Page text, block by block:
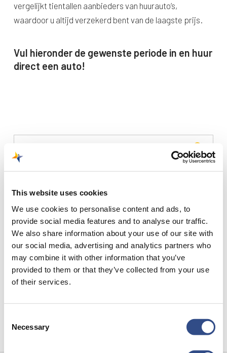
This website uses cookies
We use cookies to personalise content and ads, to
provide social media features and to analyse our traffic.
We also share information about your use of our site with
our social media, advertising and analytics partners who
may combine it with other information that you’ve
provided to them or that they’ve collected from your use
of their services.
Selection
Necessary
vergelijkt tientallen aanbieders van huurauto’s,
waardoor u altijd verzekerd bent van de laagste prijs.
Vul hieronder de gewenste periode in en huur
direct een auto!
Recente berichten
Trainingsvlucht 4 augustus
Nieuwe AI-primeur voor Maastricht Aachen Airport:
intelligent exoskelet ondersteunt vrachtafhandeling
Je kunt je nu aanmelden voor onze Burendag 2026!
Trainingsvlucht 17 juli